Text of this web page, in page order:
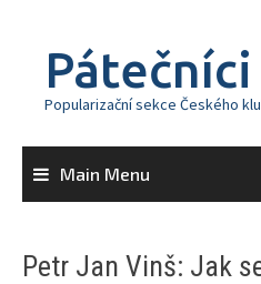
Pátečníci
Popularizační sekce Českého
Main Menu
Petr Jan Vinš: Jak